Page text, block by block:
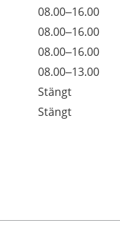
08.00–16.00
08.00–16.00
08.00–16.00
08.00–13.00
Stängt
Stängt